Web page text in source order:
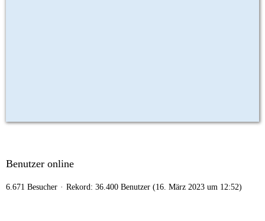
Benutzer online
6.671 Besucher Rekord: 36.400 Benutzer (16. März 2023 um 12:52)